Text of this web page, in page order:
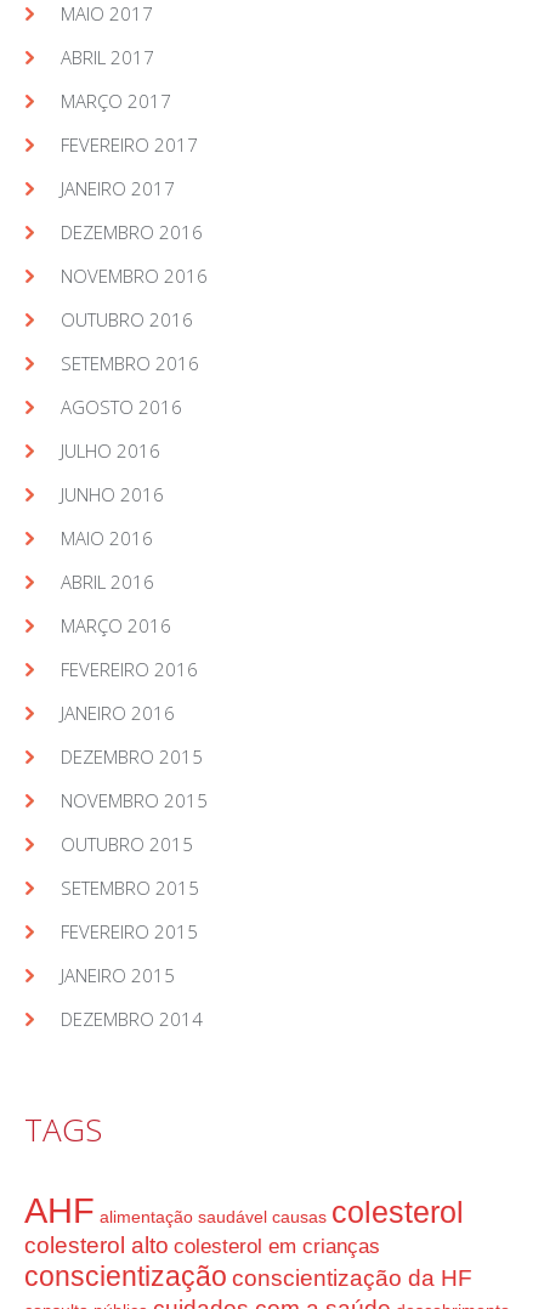
MAIO 2017
ABRIL 2017
MARÇO 2017
FEVEREIRO 2017
JANEIRO 2017
DEZEMBRO 2016
NOVEMBRO 2016
OUTUBRO 2016
SETEMBRO 2016
AGOSTO 2016
JULHO 2016
JUNHO 2016
MAIO 2016
ABRIL 2016
MARÇO 2016
FEVEREIRO 2016
JANEIRO 2016
DEZEMBRO 2015
NOVEMBRO 2015
OUTUBRO 2015
SETEMBRO 2015
FEVEREIRO 2015
JANEIRO 2015
DEZEMBRO 2014
TAGS
AHF alimentação saudável causas colesterol
colesterol alto colesterol em crianças
conscientização conscientização da HF